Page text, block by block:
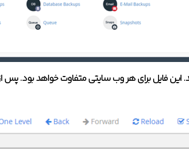
این فایل برای هر وب سایتی متفاوت خواهد بود. پس